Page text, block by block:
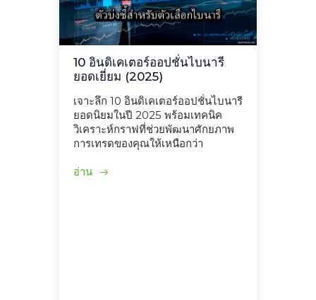
10 อินดิเคเตอร์ออปชั่นไบนารี
ยอดเยี่ยม (2025)
เจาะลึก 10 อินดิเคเตอร์ออปชั่นไบนารี
ยอดนิยมในปี 2025 พร้อมเทคนิค
วิเคราะห์กราฟที่ช่วยพัฒนาศักยภาพ
การเทรดของคุณให้เหนือกว่า
อ่าน